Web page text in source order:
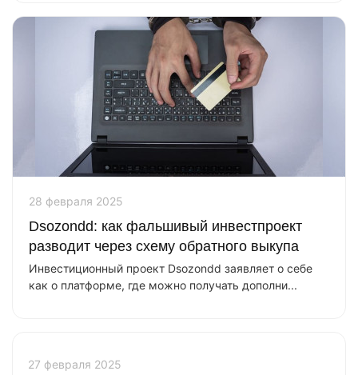
28 февраля 2025
Dsozondd: как фальшивый инвестпроект
разводит через схему обратного выкупа
Инвестиционный проект Dsozondd заявляет о себе
как о платформе, где можно получать дополни...
27 февраля 2025